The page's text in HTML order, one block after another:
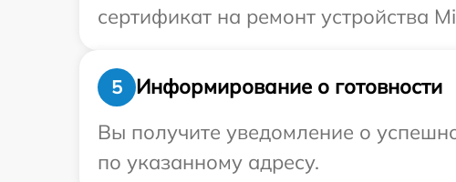
сертификат на ремонт устройства
5
Информирование о готовности
Вы получите уведомление о
по указанному адресу.